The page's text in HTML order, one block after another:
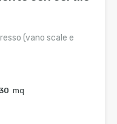
(vano scale e
mq